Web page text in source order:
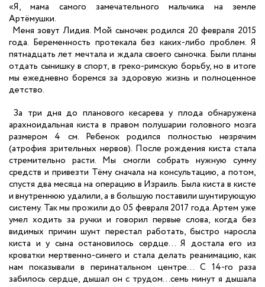
«Я, мама самого замечательного мальчика на земле
Артёмушки.
Меня зовут Лидия. Мой сыночек родился 20 февраля 2015
года. Беременность протекала без каких-либо проблем. Я
пятнадцать лет мечтала и ждала своего сыночка. Были планы
отдать сынишку в спорт, в греко-римскую борьбу, но в итоге
мы ежедневно боремся за здоровую жизнь и полноценное
детство.
За три дня до планового кесарева у плода обнаружена
арахноидальная киста в правом полушарии головного мозга
размером 4 см. Ребенок родился полностью незрячим
(атрофия зрительных нервов). После рождения киста стала
стремительно расти. Мы смогли собрать нужную сумму
средств и привезти Тёму сначала на консультацию, а потом,
спустя два месяца на операцию в Израиль. Была киста в кисте
и внутреннюю удалили, а в большую поставили шунтирующую
систему. Так мы прожили до 05 февраля 2017 года. Артем уже
умел ходить за ручки и говорил первые слова, когда без
видимых причин шунт перестал работать, быстро наросла
киста и у сына остановилось сердце… Я достала его из
кроватки мертвенно-синего и стала делать реанимацию, как
нам показывали в перинатальном центре... С 14-го раза
забилось сердце, дышал он с трудом...семь минут я дышала